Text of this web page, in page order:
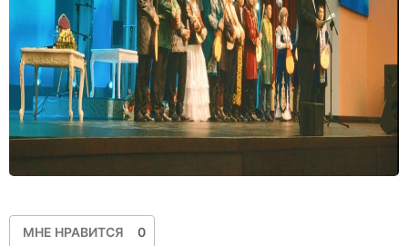
МНЕ НРАВИТСЯ 0